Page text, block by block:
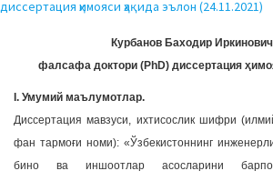
e
a
i
g
a
t
диссертация ҳимояси ҳақида эълон (24.11.2021)
Курбанов Баходир
фалсафа доктори (PhD) диссертация
I. Умумий маълумотлар.
Диссертация мавзуси, ихтисослик шифри
фан тармоғи номи): «Ўзбекистоннинг
бино ва иншоотлар асосларини